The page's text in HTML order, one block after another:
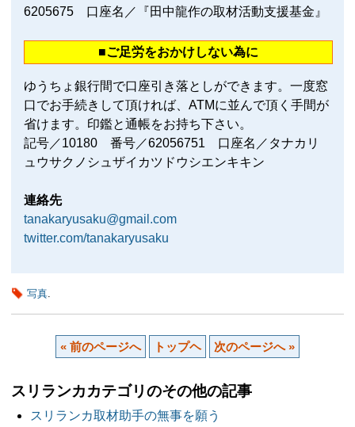
6205675 口座名／『田中龍作の取材活動支援基金』
■ご足労をおかけしない為に
ゆうちょ銀行間で口座引き落としができます。一度窓
口でお手続きして頂ければ、ATMに並んで頂く手間が
省けます。印鑑と通帳をお持ち下さい。
記号／10180 番号／62056751 口座名／タナカリ
ュウサクノシュザイカツドウシエンキキン
連絡先
tanakaryusaku@gmail.com
twitter.com/tanakaryusaku
写真.
« 前のページへ トップヘ 次のページへ »
スリランカカテゴリのその他の記事
スリランカ取材助手の無事を願う